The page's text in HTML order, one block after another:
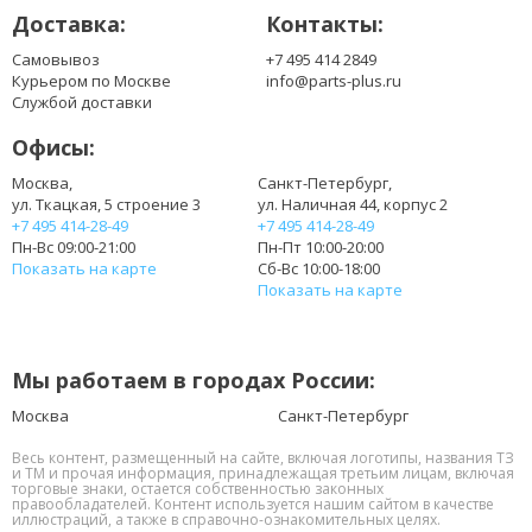
312-1197
312-1202
312-1204
312-1262
383CW
451-11510
965Y7
GK2X6
PPWT2
W7H3N
YXVK2
Доставка:
Самовывоз
Курьером по Москве
Службой доставки
Контакты:
+7 495 414 2849
info@parts-plus.ru
Офисы:
Москва,
ул. Ткацкая, 5 строение 3
+7 495 414-28-49
Пн-Вс 09:00-21:00
Показать на карте
Санкт-Петербург,
ул. Наличная 44, корпус 2
+7 495 414-28-49
Пн-Пт 10:00-20:00
Сб-Вс 10:00-18:00
Показать на карте
Мы работаем в городах России:
Москва Санкт-Петербург
Весь контент, размещенный на сайте, включая логотипы, названия ТЗ
и ТМ и прочая информация, принадлежащая третьим лицам, включая
торговые знаки, остается собственностью законных
правообладателей. Контент используется нашим сайтом в качестве
иллюстраций, а также в справочно-ознакомительных целях.